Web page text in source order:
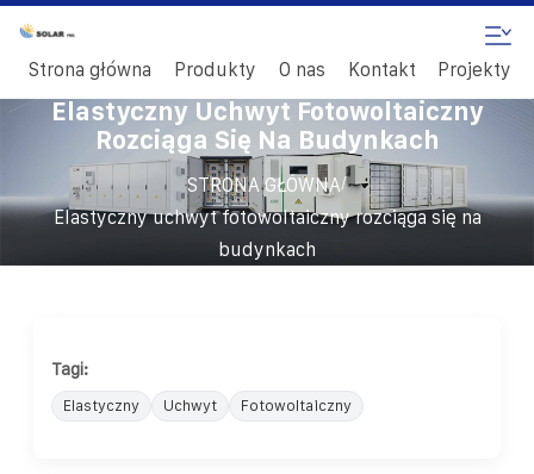
Strona główna Produkty O nas Kontakt Projekty
Elastyczny Uchwyt Fotowoltaiczny
Rozciąga Się Na Budynkach
STRONA GŁÓWNA/
Elastyczny uchwyt fotowoltaiczny rozciąga się na
budynkach
Tagi:
Elastyczny Uchwyt Fotowoltaiczny